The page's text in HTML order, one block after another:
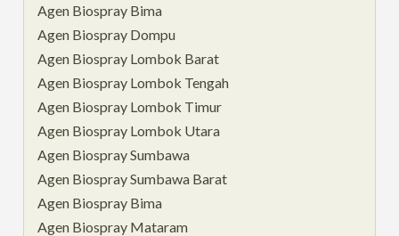
Agen Biospray Bima
Agen Biospray Dompu
Agen Biospray Lombok Barat
Agen Biospray Lombok Tengah
Agen Biospray Lombok Timur
Agen Biospray Lombok Utara
Agen Biospray Sumbawa
Agen Biospray Sumbawa Barat
Agen Biospray Bima
Agen Biospray Mataram